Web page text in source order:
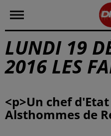
LUNDI 19
2016 LES
<p>Un chef